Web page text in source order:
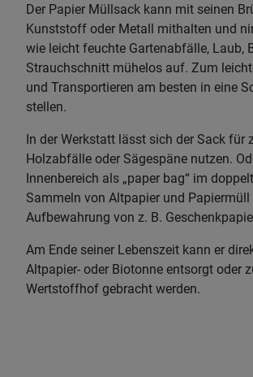
Der Papier Müllsack kann mit seinen
Kunststoff oder Metall mithalten und
wie leicht feuchte Gartenabfälle, Laub,
Strauchschnitt mühelos auf. Zum
und Transportieren am besten in eine
stellen.
In der Werkstatt lässt sich der Sack für
Holzabfälle oder Sägespäne nutzen.
Innenbereich als „paper bag“ im
Sammeln von Altpapier und Papiermüll
Aufbewahrung von z. B.
Am Ende seiner Lebenszeit kann er
Altpapier- oder Biotonne entsorgt oder
Wertstoffhof gebracht werden.